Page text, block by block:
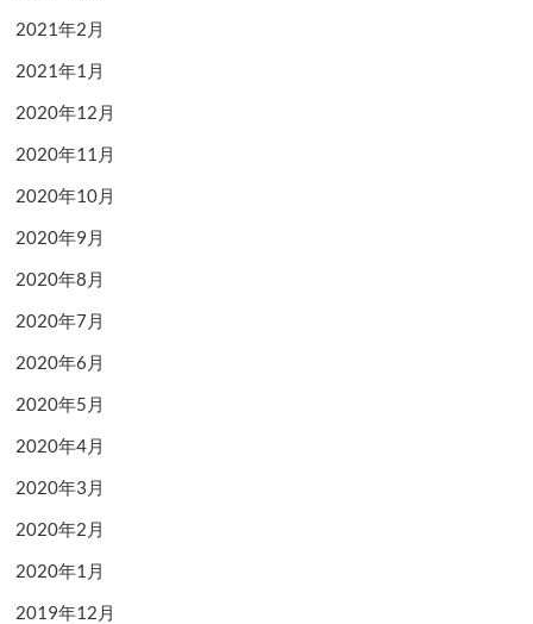
2021年2月
2021年1月
2020年12月
2020年11月
2020年10月
2020年9月
2020年8月
2020年7月
2020年6月
2020年5月
2020年4月
2020年3月
2020年2月
2020年1月
2019年12月